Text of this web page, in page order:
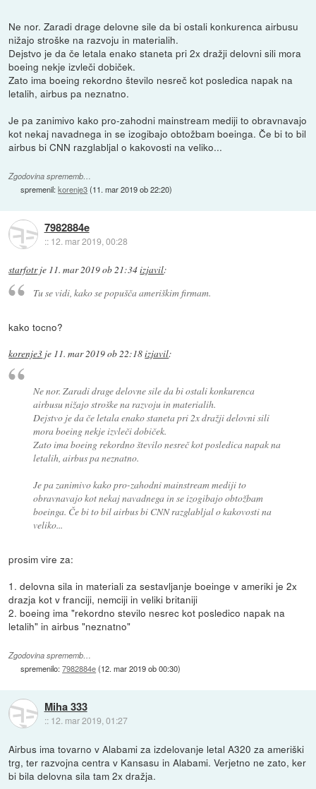
Ne nor. Zaradi drage delovne sile da bi ostali konkurenca airbusu
nižajo stroške na razvoju in materialih.
Dejstvo je da če letala enako staneta pri 2x dražji delovni sili mora
boeing nekje izvleči dobiček.
Zato ima boeing rekordno število nesreč kot posledica napak na
letalih, airbus pa neznatno.
Je pa zanimivo kako pro-zahodni mainstream mediji to obravnavajo
kot nekaj navadnega in se izogibajo obtožbam boeinga. Če bi to bil
airbus bi CNN razglabljal o kakovosti na veliko...
Zgodovina sprememb…
spremenil:korenje3(11. mar 2019 ob 22:20)
7982884e
:: 12. mar 2019, 00:28
starfotrje 11. mar 2019 ob 21:34izjavil:
Tu se vidi, kako se popušča ameriškim firmam.
kako tocno?
korenje3 je 11. mar 2019 ob 22:18izjavil:
Ne nor. Zaradi drage delovne sile da bi ostali konkurenca
airbusu nižajo stroške na razvoju in materialih.
Dejstvo je da če letala enako staneta pri 2x dražji delovni sili
mora boeing nekje izvleči dobiček.
Zato ima boeing rekordno število nesreč kot posledica napak na
letalih, airbus pa neznatno.
Je pa zanimivo kako pro-zahodni mainstream mediji to
obravnavajo kot nekaj navadnega in se izogibajo obtožbam
boeinga. Če bi to bil airbus bi CNN razglabljal o kakovosti na
veliko...
prosim vire za:
1. delovna sila in materiali za sestavljanje boeinge v ameriki je 2x
drazja kot v franciji, nemciji in veliki britaniji
2. boeing ima "rekordno stevilo nesrec kot posledico napak na
letalih" in airbus "neznatno"
Zgodovina sprememb…
spremenilo:7982884e(12. mar 2019 ob 00:30)
Miha 333
:: 12. mar 2019, 01:27
Airbus ima tovarno v Alabami za izdelovanje letal A320 za ameriški
trg, ter razvojna centra v Kansasu in Alabami. Verjetno ne zato, ker
bi bila delovna sila tam 2x dražja.